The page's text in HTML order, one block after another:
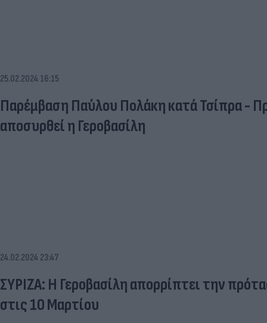
25.02.2024 16:15
Παρέμβαση Παύλου Πολάκη κατά Τσίπρα -
αποσυρθεί η Γεροβασίλη
24.02.2024 23:47
ΣΥΡΙΖΑ: Η Γεροβασίλη απορρίπτει την
στις 10 Μαρτίου